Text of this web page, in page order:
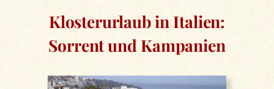
Klosterurlaub in Italien:
Sorrent und Kampanien